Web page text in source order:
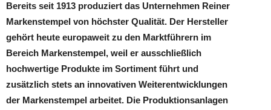
Bereits seit 1913 produziert das Unternehmen Reiner
Markenstempel von höchster Qualität. Der Hersteller
gehört heute europaweit zu den Marktführern im
Bereich Markenstempel, weil er ausschließlich
hochwertige Produkte im Sortiment führt und
zusätzlich stets an innovativen Weiterentwicklungen
der Markenstempel arbeitet. Die Produktionsanlagen